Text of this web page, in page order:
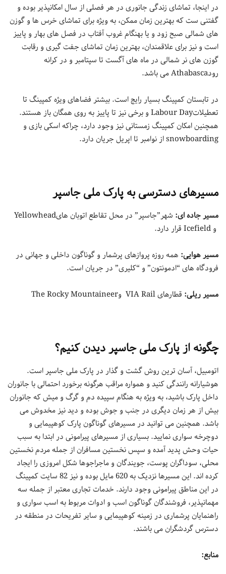
در اینجا، تماشای زندگی جانوری در هر فصلی از سال امکانپذیر بوده و
گفتنی ست که بهترین زمان ممکن، به ویژه برای تماشای خرس ها و گوزن
های شمالی صبح زود و یا بهنگام غروب آفتاب در فصل های بهار و پاییز
است و نیز برای علاقمندان، بهترین زمان تماشای جفت گیری و رقابت
گوزن های نر شمالی در ماه های آگست تا سپتامبر و در کرانه
رودAthabasca می باشد.
در تابستان کمپینگ بسیار رایج است. بیشتر فضاهای ویژه کمپینگ تا
تعطیلاتLabour Day و برخی نیز تا پاییز به روی همگان باز هستند.
همچنین امکان کمپینگ زمستانی نیز وجود دارد، چراکه اسکی بازی و
snowboarding از نوامبر تا اپریل جریان دارد.
مسیرهای دسترسی به پارک ملی جاسپر
مسیر جاده ای:
شهر”جاسپر” در محل تقاطع اتوبان هایYellowhead
و Icefield قرار دارد.
مسیر هوایی: همه روزه پروازهای پرشمار و گوناگون داخلی و جهانی در
فرودگاه های “ادمونتون” و “کلیری” در جریان است.
مسیر ریلی: قطارهای VIA Rail وThe Rocky Mountaineer
چگونه از پارک ملی جاسپر دیدن کنیم؟
اتومبیل، آسان ترین روش گشت و گذار در پارک ملی جاسپر است.
هوشیارانه رانندگی کنید و همواره مراقب هرگونه برخورد احتمالی با جانوران
داخل پارک باشید، به ویژه به هنگام سپیده دم و گرگ و میش که جانوران
بیش از هر زمان دیگری در جنب و جوش بوده و دید نیز مخدوش می
باشد. همچنین می توانید در مسیرهای گوناگون پارک کوهپیمایی و
دوچرخه سواری نمایید. بسیاری از مسیرهای پیرامونی در ابتدا به سبب
حیات وحش پدید آمده و سپس نخستین مسافران از جمله مردم نخستین
محلی، سوداگران پوست، جویندگان و ماجراجوها شکل امروزی را ایجاد
کرده اند. این مسیرها نزدیک به 620 مایل بوده و نیز 82 سایت کمپینگ
در این مناطق پیرامونی وجود دارند. خدمات تجاری معتبر از جمله سه
مهمانپذیر، فروشندگان گوناگون اسب و ادوات مربوط به اسب سواری و
راهنمایان پرشماری در زمینه کوهپیمایی و سایر تفریحات در منطقه در
دسترس گردشگران می باشند.
منابع: